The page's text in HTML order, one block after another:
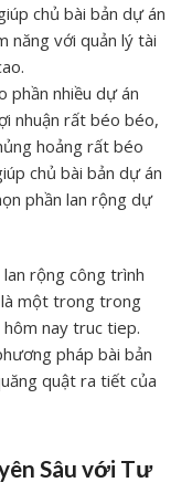
chủ bài bản dự án
năng với quản lý tài
phần nhiều dự án
nhuận rất béo béo,
hoảng rất béo
chủ bài bản dự án
phần lan rộng dự
rộng công trình
là một trong trong
nay truc tiep.
pháp bài bản
quật ra tiết của
Sâu với Tư